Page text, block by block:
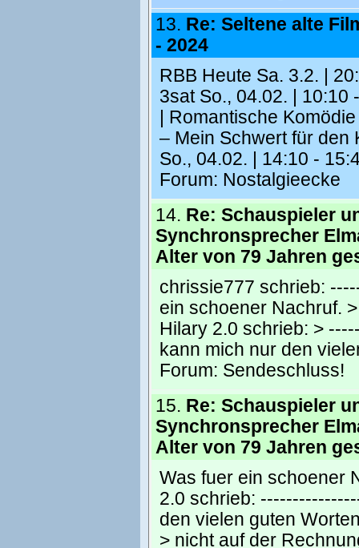
13. Re: Seltene alte
- 2024
RBB Heute Sa. 3.2. |
3sat So., 04.02. | 10:10
| Romantische
– Mein Schwert für den
So., 04.02. | 14:10 -
Forum: Nostalgieecke
14. Re: Schauspieler
Synchronsprecher
Alter von 79 Jahren
chrissie777 schrieb:
ein schoener Nachruf.
Hilary 2.0 schrieb: >
kann mich nur den
Forum: Sendeschluss!
15. Re: Schauspieler
Synchronsprecher
Alter von 79 Jahren
Was fuer ein schoener
2.0 schrieb:
den vielen guten
> nicht auf der